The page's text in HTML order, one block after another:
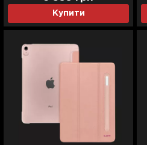
Купити